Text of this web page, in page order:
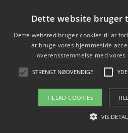
en tømrer eller
omegn herunder. I
kommunefindes der
du vil udvide din
tømrer.
2 C ejendomsservice
Dette website bruger
Dette websted bruger cookies til at
at bruge vores hjemmeside
overensstemmelse med vores
STRENGT NØDVENDIGE
TILLAD COOKIES
VIS